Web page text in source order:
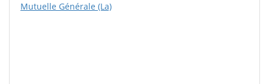
Mutuelle Générale (La)